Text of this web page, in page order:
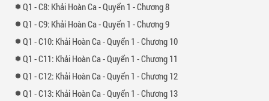
1 - 8: Khải Hoàn Ca - Quyển 1 - Chương 8
1 - 9: Khải Hoàn Ca - Quyển 1 - Chương 9
1 - 10: Khải Hoàn Ca - Quyển 1 - Chương 10
1 - 11: Khải Hoàn Ca - Quyển 1 - Chương 11
1 - 12: Khải Hoàn Ca - Quyển 1 - Chương 12
1 - 13: Khải Hoàn Ca - Quyển 1 - Chương 13